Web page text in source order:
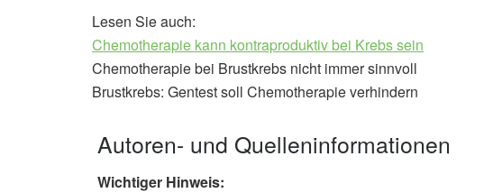
Lesen Sie auch:
Chemotherapie kann kontraproduktiv bei Krebs sein
Chemotherapie bei Brustkrebs nicht immer sinnvoll
Brustkrebs: Gentest soll Chemotherapie verhindern
Autoren- und Quelleninformationen
Wichtiger Hinweis: